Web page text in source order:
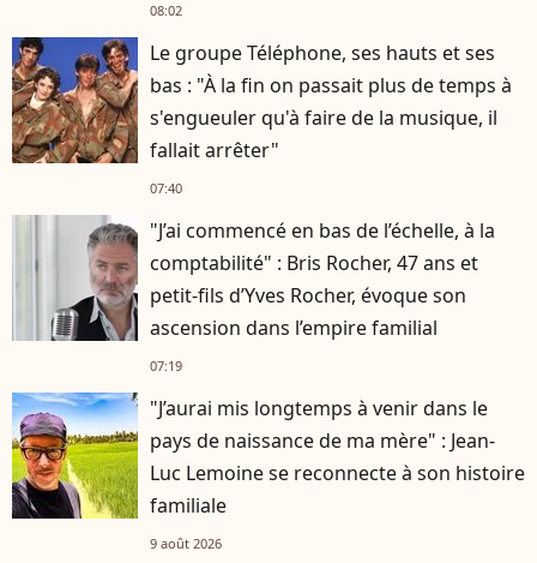
08:02
Le groupe Téléphone, ses hauts et ses
bas : "À la fin on passait plus de temps à
s'engueuler qu'à faire de la musique, il
fallait arrêter"
07:40
"J’ai commencé en bas de l’échelle, à la
comptabilité" : Bris Rocher, 47 ans et
petit-fils d’Yves Rocher, évoque son
ascension dans l’empire familial
07:19
"J’aurai mis longtemps à venir dans le
pays de naissance de ma mère" : Jean-
Luc Lemoine se reconnecte à son histoire
familiale
9 août 2026